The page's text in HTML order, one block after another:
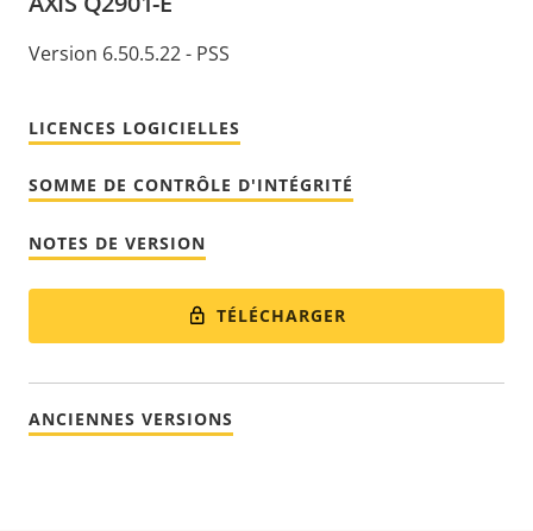
Version 6.50.5.22 - PSS
LICENCES LOGICIELLES
SOMME DE CONTRÔLE D'INTÉGRITÉ
NOTES DE VERSION
TÉLÉCHARGER
ANCIENNES VERSIONS